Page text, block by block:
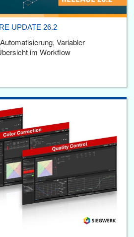
UPDATE 26.2
Variabler
im Workflow